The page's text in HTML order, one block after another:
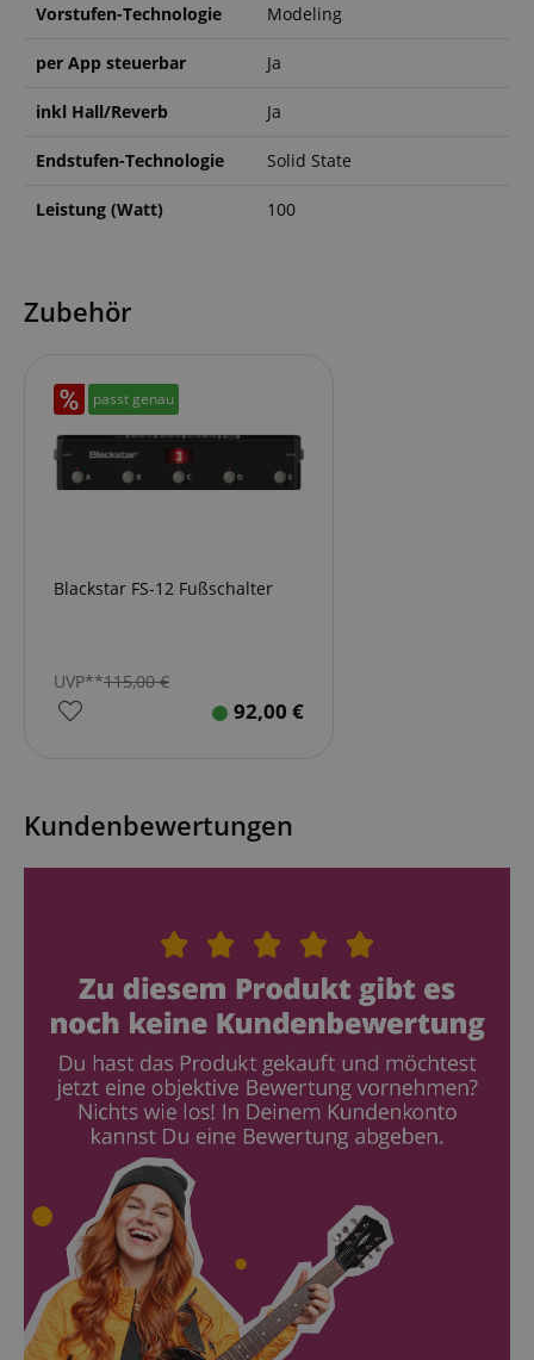
Vorstufen-Technologie Modeling
per App steuerbar Ja
inkl Hall/Reverb Ja
Endstufen-Technologie Solid State
Leistung (Watt) 100
Zubehör
passt genau
Blackstar FS-12 Fußschalter
UVP**115,00€
92,00 €
Kundenbewertungen